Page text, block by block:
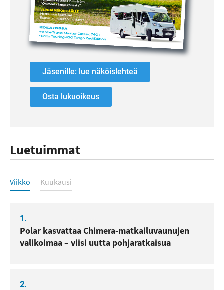
Jäsenille: lue näköislehteä
Osta lukuoikeus
Luetuimmat
Luetuimmat
Viikko Kuukausi
1.
Polar kasvattaa Chimera-matkailuvaunujen
valikoimaa – viisi uutta pohjaratkaisua
2.